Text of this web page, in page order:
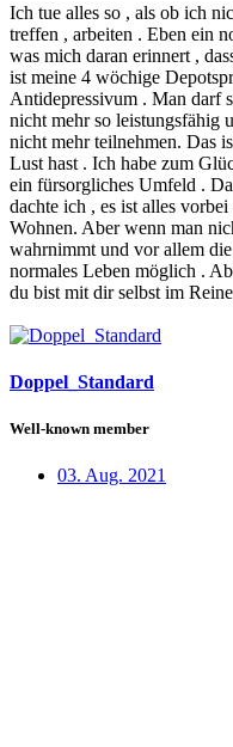
Ich tue alles so , als ob ich
treffen , arbeiten . Eben ein
was mich daran erinnert ,
ist meine 4 wöchige
Antidepressivum . Man darf
nicht mehr so leistungsfähig
nicht mehr teilnehmen. Das
Lust hast . Ich habe zum
ein fürsorgliches Umfeld .
dachte ich , es ist alles
Wohnen. Aber wenn man
wahrnimmt und vor allem
normales Leben möglich .
du bist mit dir selbst im
Doppel_Standard
Well-known member
03. Aug. 2021